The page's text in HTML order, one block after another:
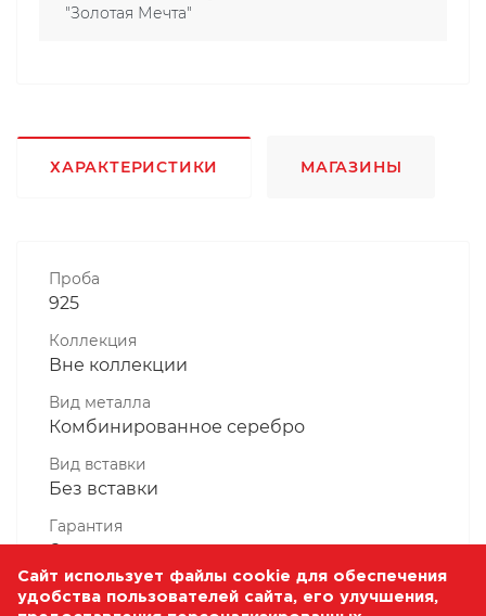
"Золотая Мечта"
ХАРАКТЕРИСТИКИ МАГАЗИНЫ
Проба
925
Коллекция
Вне коллекции
Вид металла
Комбинированное серебро
Вид вставки
Без вставки
Гарантия
6 месяцев
Комплектность, шт
Сайт использует файлы cookie для обеспечения
удобства пользователей сайта, его улучшения,